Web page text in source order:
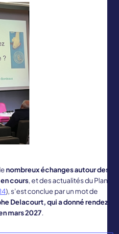
nombreux échanges autour des
cours, et des actualités du Plan
), s’est conclue par un mot de
Delacourt, qui a donné rendez-
mars 2027.